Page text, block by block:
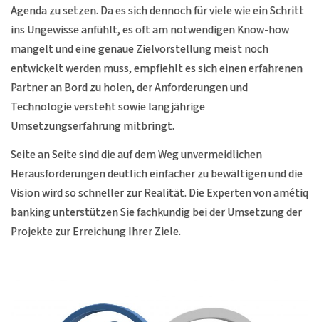
Agenda zu setzen. Da es sich dennoch für viele wie ein Schritt
ins Ungewisse anfühlt, es oft am notwendigen Know-how
mangelt und eine genaue Zielvorstellung meist noch
entwickelt werden muss, empfiehlt es sich einen erfahrenen
Partner an Bord zu holen, der Anforderungen und
Technologie versteht sowie langjährige
Umsetzungserfahrung mitbringt.
Seite an Seite sind die auf dem Weg unvermeidlichen
Herausforderungen deutlich einfacher zu bewältigen und die
Vision wird so schneller zur Realität. Die Experten von amétiq
banking unterstützen Sie fachkundig bei der Umsetzung der
Projekte zur Erreichung Ihrer Ziele.